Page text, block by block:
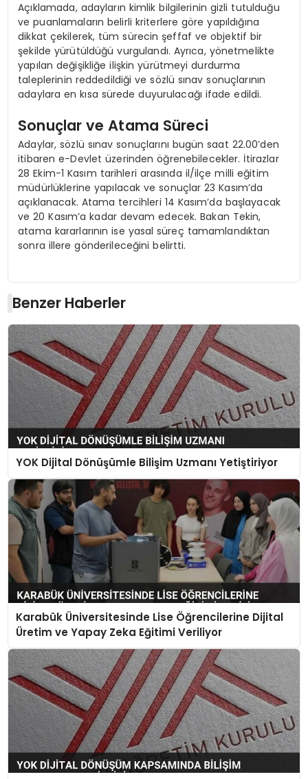
Açıklamada, adayların kimlik bilgilerinin gizli tutulduğu
ve puanlamaların belirli kriterlere göre yapıldığına
dikkat çekilerek, tüm sürecin şeffaf ve objektif bir
şekilde yürütüldüğü vurgulandı. Ayrıca, yönetmelikte
yapılan değişikliğe ilişkin yürütmeyi durdurma
taleplerinin reddedildiği ve sözlü sınav sonuçlarının
adaylara en kısa sürede duyurulacağı ifade edildi.
Sonuçlar ve Atama Süreci
Adaylar, sözlü sınav sonuçlarını bugün saat 22.00’den
itibaren e-Devlet üzerinden öğrenebilecekler. İtirazlar
28 Ekim-1 Kasım tarihleri arasında il/ilçe milli eğitim
müdürlüklerine yapılacak ve sonuçlar 23 Kasım’da
açıklanacak. Atama tercihleri 14 Kasım’da başlayacak
ve 20 Kasım’a kadar devam edecek. Bakan Tekin,
atama kararlarının ise yasal süreç tamamlandıktan
sonra illere gönderileceğini belirtti.
Benzer Haberler
YOK Dijital Dönüşümle Bilişim Uzmanı Yetiştiriyor
Karabük Üniversitesinde Lise Öğrencilerine Dijital
Üretim ve Yapay Zeka Eğitimi Veriliyor